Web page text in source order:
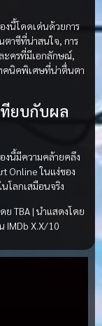
งนี้โดดเด่นด้วยการ
ตาซีที่น่าสนใจ, การ
ะครที่มีเอกลักษณ์,
คนิคพิเศษที่น่าตื่นตา
ทียบกับผล
งนี้มีความคล้ายคลึง
Online ในแง่ของ
โลกเสมือนจริง
ย TBA | นำแสดงโดย
IMDb X.X/10